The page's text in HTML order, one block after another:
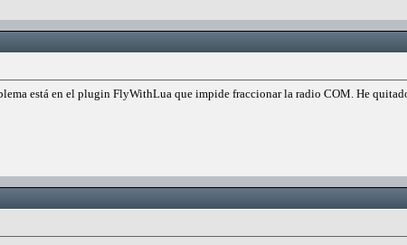
está en el plugin FlyWithLua que impide fraccionar la radio COM. He